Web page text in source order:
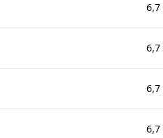
6,7
6,7
6,7
6,7